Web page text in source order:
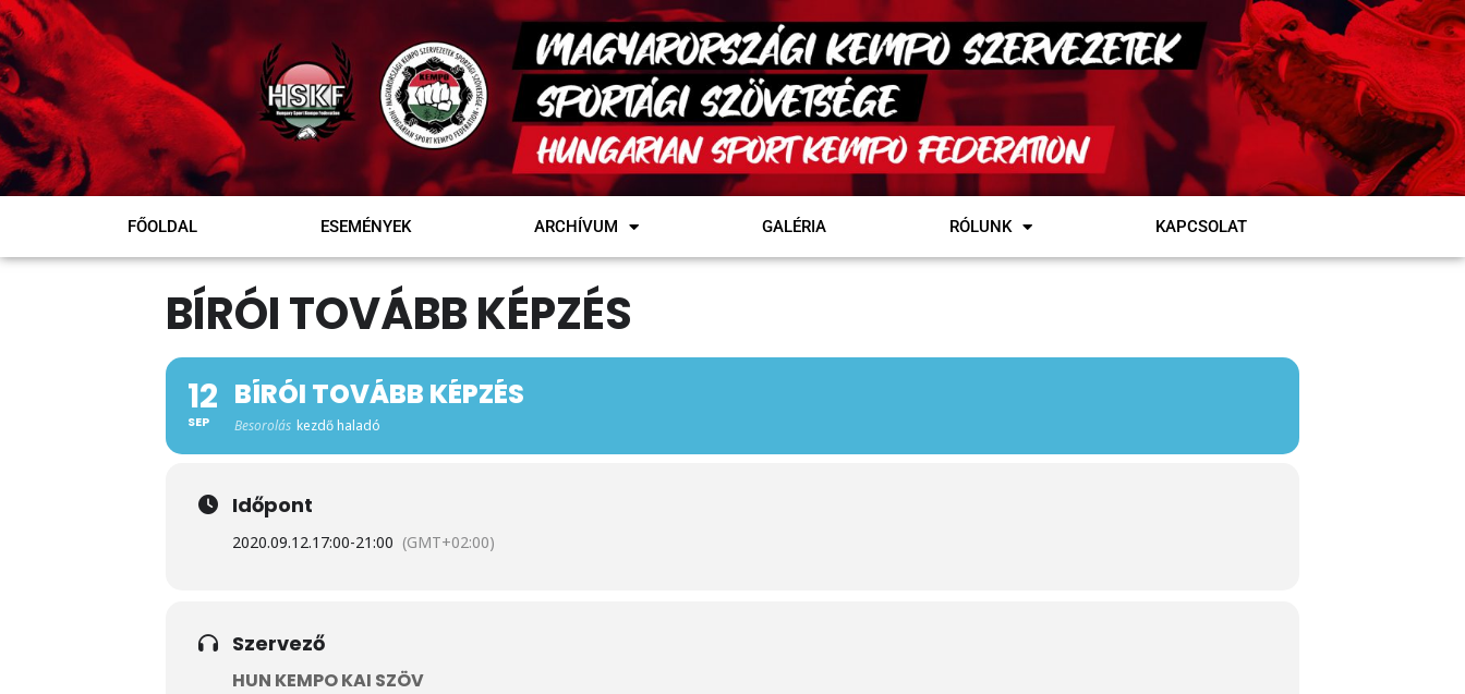
FŐOLDAL ESEMÉNYEK ARCHÍVUM GALÉRIA RÓLUNK KAPCSOLAT
BÍRÓI TOVÁBB KÉPZÉS
12
SEP
BÍRÓI TOVÁBB KÉPZÉS
Besorolás kezdő haladó
Időpont
2020.09.12.17:00-21:00 (GMT+02:00)
Szervező
HUN KEMPO KAI SZÖV